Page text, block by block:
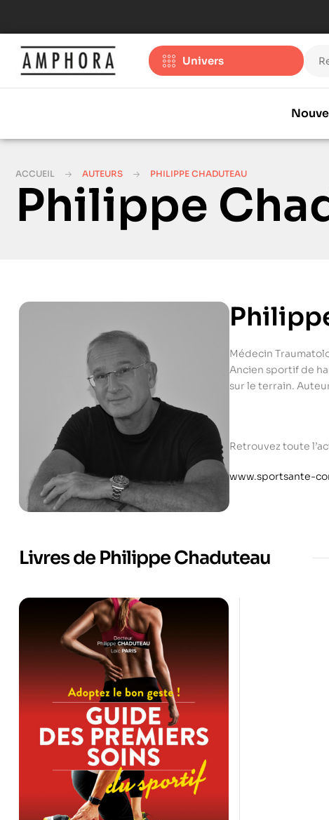
Univers
Philippe
ACCUEIL AUTEURS PHILIPPE CHADUTEAU
Médecin
Ancien sportif de
sur le terrain.
Retrouvez toute
www.sportsante-
Livres de Philippe Chaduteau